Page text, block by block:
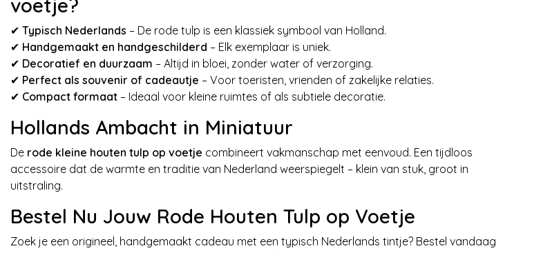
voetje?
✔ Typisch Nederlands – De rode tulp is een klassiek symbool van Holland.
✔ Handgemaakt en handgeschilderd – Elk exemplaar is uniek.
✔ Decoratief en duurzaam – Altijd in bloei, zonder water of verzorging.
✔ Perfect als souvenir of cadeautje – Voor toeristen, vrienden of zakelijke relaties.
✔ Compact formaat – Ideaal voor kleine ruimtes of als subtiele decoratie.
Hollands Ambacht in Miniatuur
De rode kleine houten tulp op voetje combineert vakmanschap met eenvoud. Een tijdloos
accessoire dat de warmte en traditie van Nederland weerspiegelt – klein van stuk, groot in
uitstraling.
Bestel Nu Jouw Rode Houten Tulp op Voetje
Zoek je een origineel, handgemaakt cadeau met een typisch Nederlands tintje? Bestel vandaag